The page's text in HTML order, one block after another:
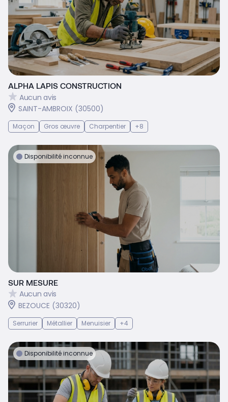
ALPHA LAPIS CONSTRUCTION
Aucun avis
SAINT-AMBROIX (30500)
Maçon Gros œuvre Charpentier +8
Disponibilité inconnue
SUR MESURE
Aucun avis
BEZOUCE (30320)
Serrurier Métallier Menuisier +4
Disponibilité inconnue